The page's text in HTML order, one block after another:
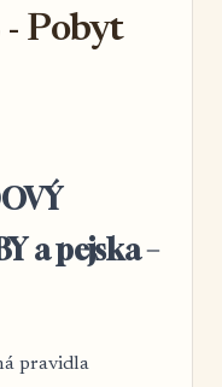
Pobyt
a pejska –
pravidla